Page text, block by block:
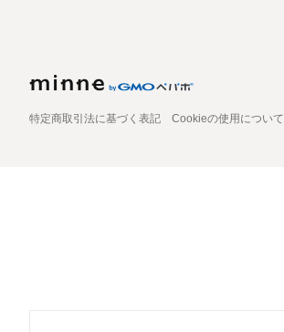
特定商取引法に基づく表記 Cookieの使用について